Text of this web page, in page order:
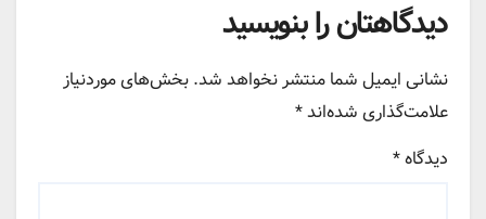
دیدگاهتان را بنویسید
نشانی ایمیل شما منتشر نخواهد شد. بخش‌های موردنیاز
علامت‌گذاری شده‌اند*
دیدگاه*